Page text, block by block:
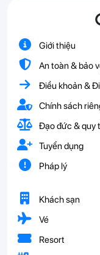
Giới thiệu
An toàn & bảo
Điều khoản &
Chính sách
Đạo đức & quy
Tuyển dụng
Pháp lý
Khách sạn
Vé
Resort